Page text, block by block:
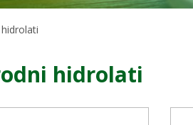
hidrolati